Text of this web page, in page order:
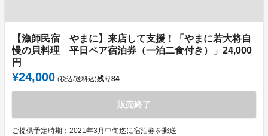
【漁師民宿 やまに】来店して支援！「やまに若大将自
慢の貝料理 平日ペア宿泊券（一泊二食付き）」24,000
円
¥24,000 (税込/送料込)残り84
販売終了
ご提供予定時期：2021年3月中旬迄に宿泊券を郵送